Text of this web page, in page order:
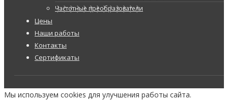
Частотные преобразователи
Цены
Наши работы
Контакты
Сертификаты
Мы используем cookies для улучшения работы сайта.